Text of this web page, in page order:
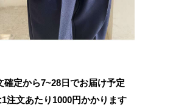
確定から7~28日でお届け予定
注文あたり 1000円かかります